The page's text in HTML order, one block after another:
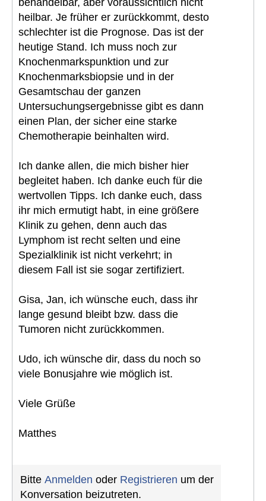
heilbar. Je früher er zurückkommt, desto
schlechter ist die Prognose. Das ist der
heutige Stand. Ich muss noch zur
Knochenmarkspunktion und zur
Knochenmarksbiopsie und in der
Gesamtschau der ganzen
Untersuchungsergebnisse gibt es dann
einen Plan, der sicher eine starke
Chemotherapie beinhalten wird.
Ich danke allen, die mich bisher hier
begleitet haben. Ich danke euch für die
wertvollen Tipps. Ich danke euch, dass
ihr mich ermutigt habt, in eine größere
Klinik zu gehen, denn auch das
Lymphom ist recht selten und eine
Spezialklinik ist nicht verkehrt; in
diesem Fall ist sie sogar zertifiziert.
Gisa, Jan, ich wünsche euch, dass ihr
lange gesund bleibt bzw. dass die
Tumoren nicht zurückkommen.
Udo, ich wünsche dir, dass du noch so
viele Bonusjahre wie möglich ist.
Viele Grüße
Matthes
Bitte Anmelden oder Registrieren um der
Konversation beizutreten.